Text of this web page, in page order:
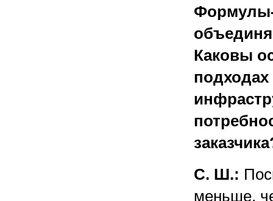
Формулы-
Каковы
С. Ш.:
меньше,